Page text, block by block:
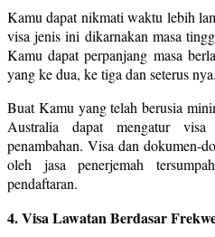
Kamu dapat nikmati waktu lebih
visa jenis ini dikarnakan masa
Kamu dapat perpanjang masa
yang ke dua, ke tiga dan seterus nya.
Buat Kamu yang telah berusia
Australia dapat mengatur
penambahan. Visa dan dokumen-
oleh jasa penerjemah
pendaftaran.
4. Visa Lawatan Berdasar